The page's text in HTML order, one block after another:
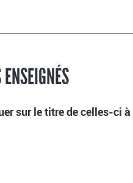
sur le titre de celles-ci